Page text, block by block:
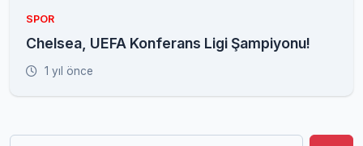
SPOR
Chelsea, UEFA Konferans Ligi Şampiyonu!
1 yıl önce